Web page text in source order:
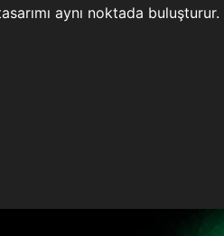
aynı noktada buluşturur.